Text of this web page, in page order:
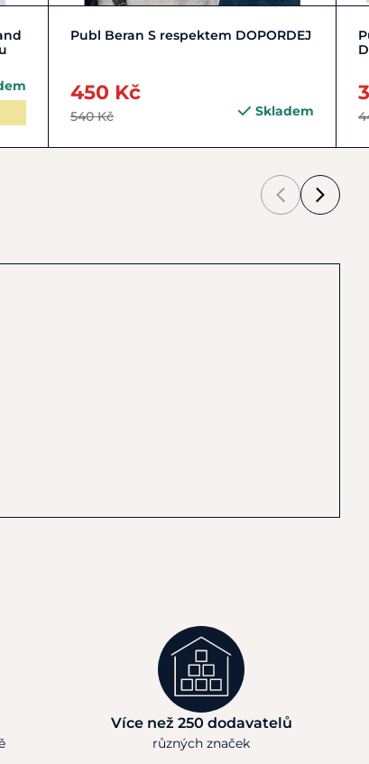
Do košíku
Publ Beran S respektem DOPORDEJ
450 Kč
540 Kč Skladem
Více než 250 dodavatelů
různých značek